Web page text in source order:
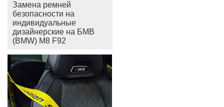
Замена ремней
безопасности на
индивидуальные
дизайнерские на БМВ
(BMW) M8 F92